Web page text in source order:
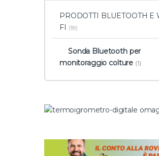
PRODOTTI BLUETOOTH E
FI (18)
Sonda Bluetooth per
monitoraggio colture (1)